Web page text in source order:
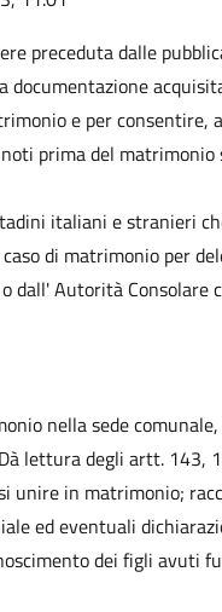
preceduta dalle
e per consentire,
prima del matrimonio
italiani e stranieri
di matrimonio per
dall' Autorità
nella sede
lettura degli artt. 143,
unire in matrimonio;
ed eventuali
dei figli avuti